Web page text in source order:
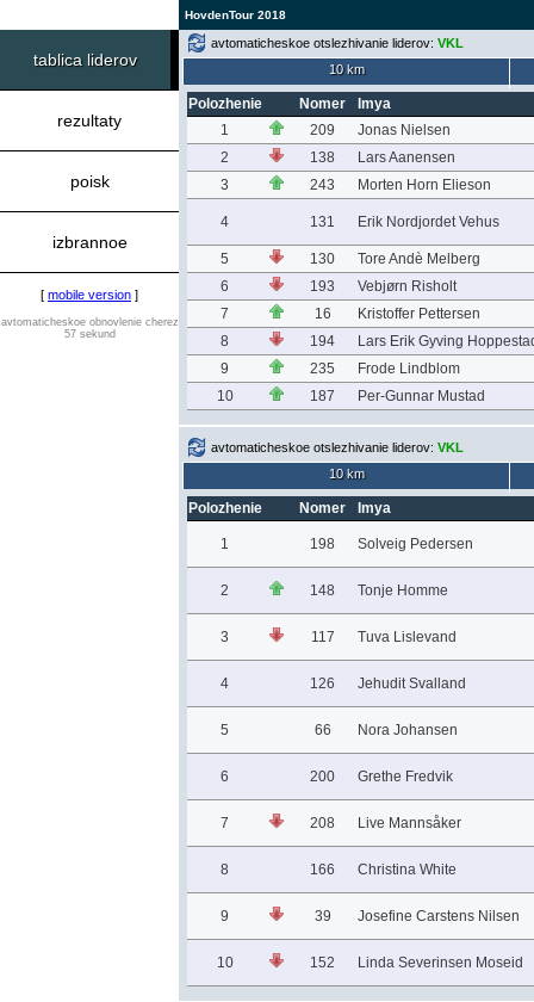
HovdenTour 2018
tablica liderov
rezultaty
poisk
izbrannoe
[ mobile version ]
avtomaticheskoe obnovlenie cherez
57 sekund
avtomaticheskoe otslezhivanie liderov: VKL
10 km
Polozhenie Nomer
Imya
1
209
Jonas Nielsen
2
138
Lars Aanensen
3
243 Morten Horn Elieson
4 131 Erik Nordjordet Vehus
5 130
Tore Andè Melberg
6
193
Vebjørn Risholt
7
16
Kristoffer Pettersen
8
194
Lars Erik Gyving
9
235
Frode Lindblom
10
187 Per-Gunnar Mustad
avtomaticheskoe otslezhivanie liderov: VKL
10 km
Polozhenie Nomer Imya
1 198 Solveig Pedersen
2 148 Tonje Homme
3 117 Tuva Lislevand
4 126 Jehudit Svalland
5 66 Nora Johansen
6 200 Grethe Fredvik
7 208 Live Mannsåker
8 166 Christina White
9 39 Josefine Carstens Nilsen
10 152 Linda Severinsen Moseid